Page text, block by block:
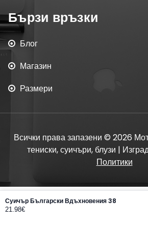
Бързи връзки
Блог
Магазин
Размери
Всички права запазени © 2026
тениски, суичъри, блузи |
Политики
Суичър Български Вдъхновения 38
21.98€